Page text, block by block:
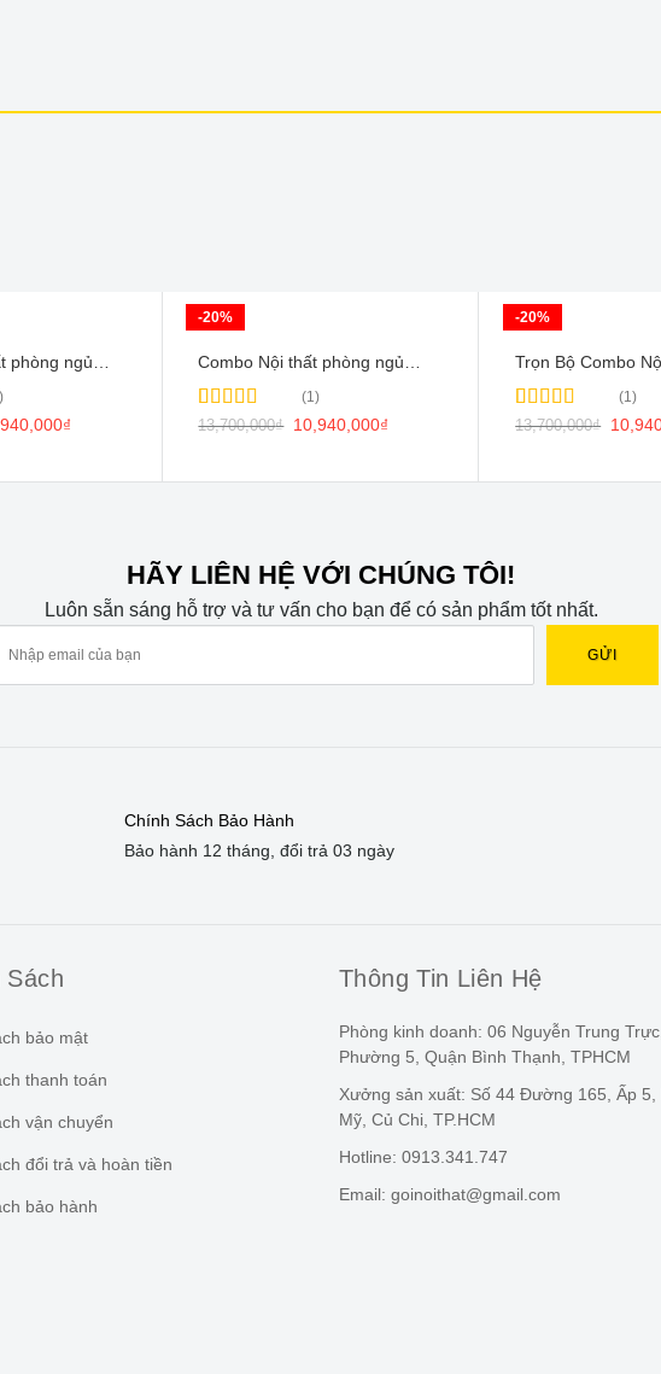
phòng ngủ
₫
-20%
Combo Nội thất phòng ngủ
Rated5.00
1
customer
(1)
13,700,000₫ 10,940,000₫
-20%
Trọn Bộ Combo
PN008
Rated5.00
1
customer
(1)
13,700,000₫
HÃY LIÊN HỆ VỚI CHÚNG TÔI!
Luôn sẵn sáng hỗ trợ và tư vấn cho bạn để có sản phẩm tốt nhất.
Chính Sách Bảo Hành
Bảo hành 12 tháng, đổi trả 03 ngày
Sách
bảo mật
thanh toán
vận chuyển
đổi trả và hoàn tiền
bảo hành
Thông Tin Liên Hệ
Phòng kinh doanh: 06 Nguyễn Trung Trực,
Phường 5, Quận Bình Thạnh, TPHCM
Xưởng sản xuất: Số 44 Đường 165, Ấp 5,
Mỹ, Củ Chi, TP.HCM
Hotline: 0913.341.747
Email: goinoithat@gmail.com